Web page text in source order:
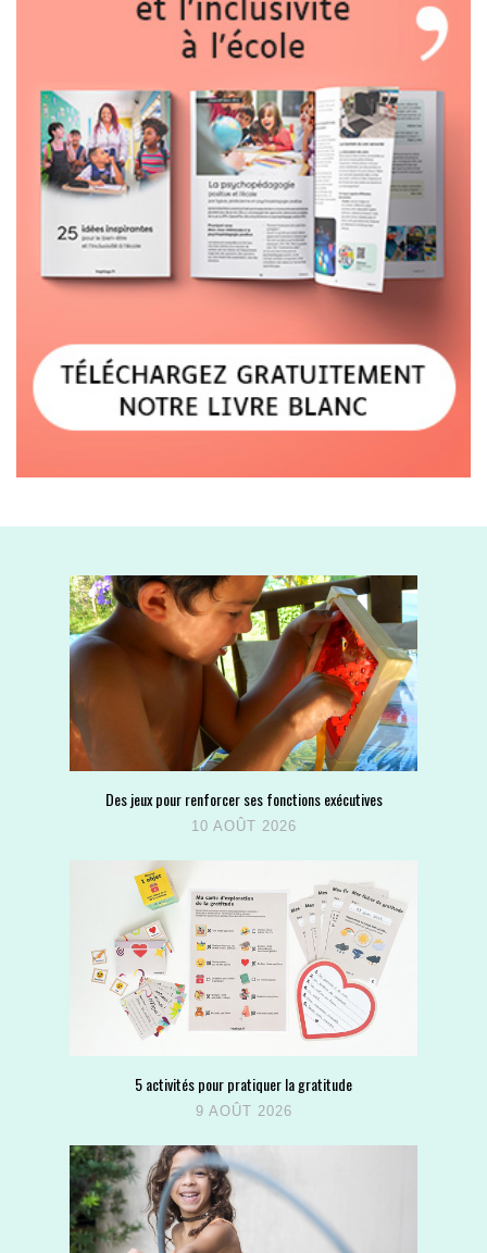
Des jeux pour renforcer ses fonctions exécutives
10 AOÛT 2026
5 activités pour pratiquer la gratitude
9 AOÛT 2026